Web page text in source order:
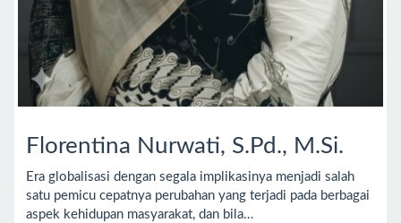
Florentina Nurwati, S.Pd., M.Si.
Era globalisasi dengan segala implikasinya menjadi salah
satu pemicu cepatnya perubahan yang terjadi pada berbagai
aspek kehidupan masyarakat, dan bila…